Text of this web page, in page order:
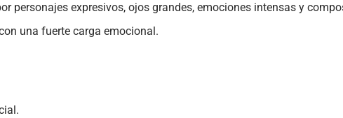
personajes expresivos, ojos grandes, emociones intensas y
una fuerte carga emocional.